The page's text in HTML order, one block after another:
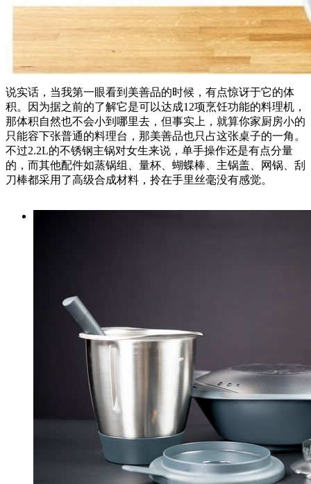
说实话，当我第一眼看到美善品的时候，有点惊讶于它的体
积。因为据之前的了解它是可以达成12项烹饪功能的料理机，
那体积自然也不会小到哪里去，但事实上，就算你家厨房小的
只能容下张普通的料理台，那美善品也只占这张桌子的一角。
不过2.2L的不锈钢主锅对女生来说，单手操作还是有点分量
的，而其他配件如蒸锅组、量杯、蝴蝶棒、主锅盖、网锅、刮
刀棒都采用了高级合成材料，拎在手里丝毫没有感觉。